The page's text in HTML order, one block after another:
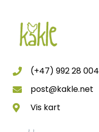
(+47) 992 28 004
post@kakle.net
Vis kart